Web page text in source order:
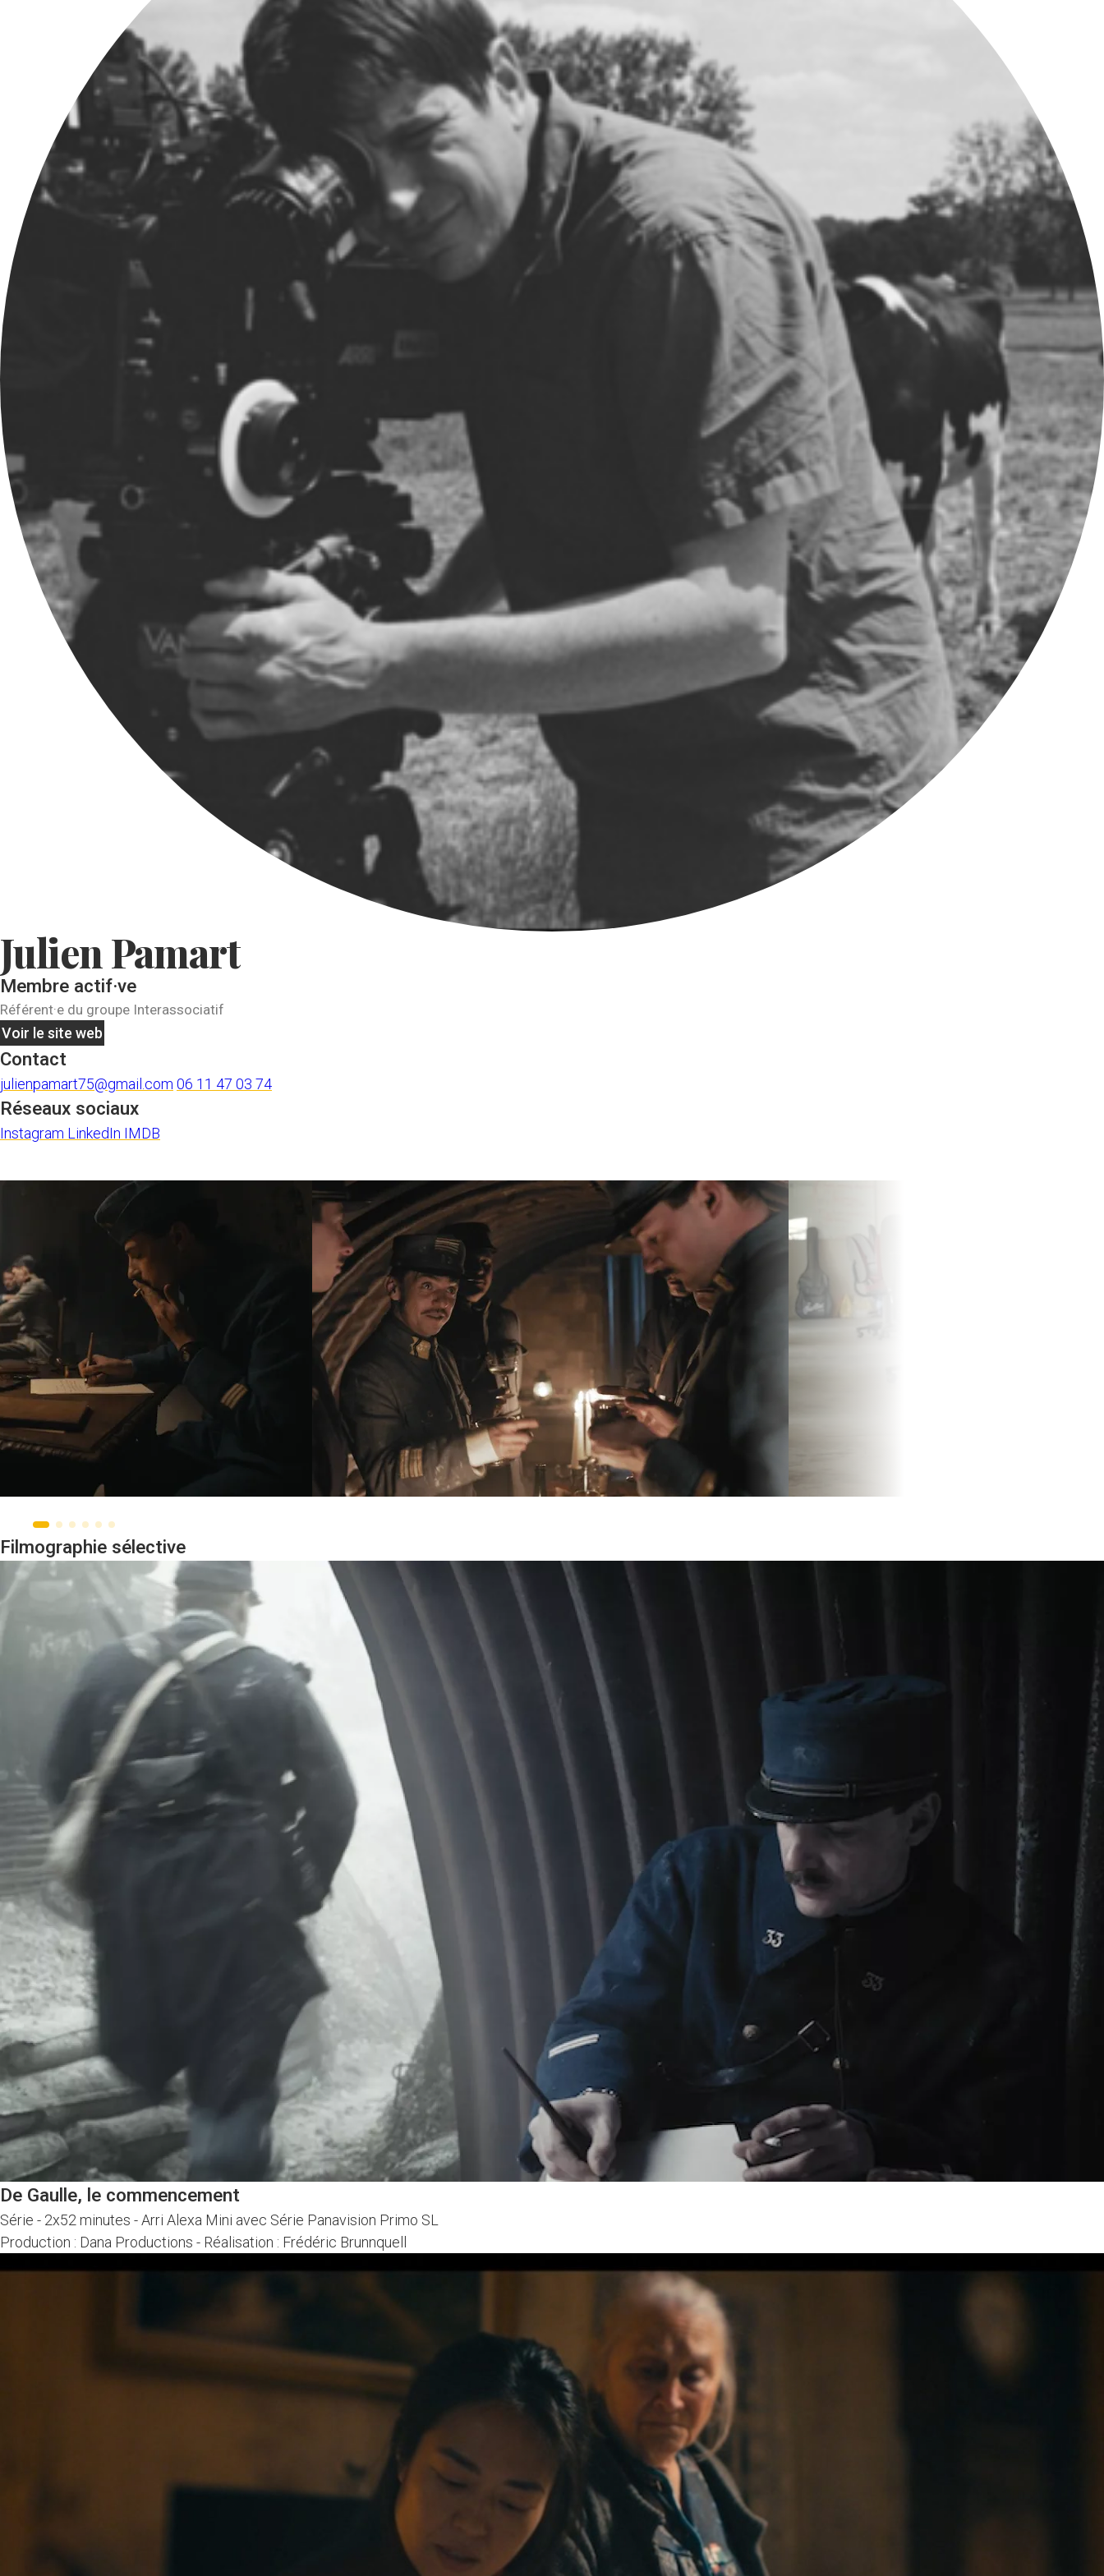
Julien Pamart
Membre actif·ve
Référent·e du groupe Interassociatif
Voir le site web
Contact
julienpamart75@gmail.com 06 11 47 03 74
Réseaux sociaux
Instagram LinkedIn IMDB
Filmographie sélective
De Gaulle, le commencement
Série - 2x52 minutes -Arri Alexa Mini avec Série Panavision Primo SL
Production : Dana Productions - Réalisation : Frédéric Brunnquell